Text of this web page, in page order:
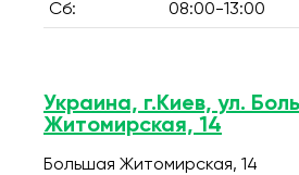
Сб: 08:00-13:00
Украина, г.Киев, ул.
Житомирская, 14
Большая Житомирская, 14